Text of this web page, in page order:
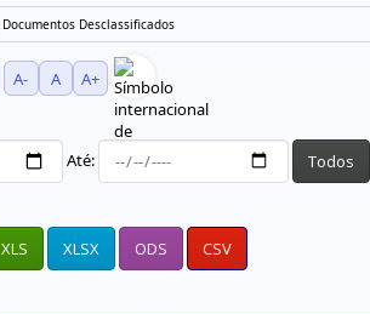
Documentos Desclassificados
A- A A+
Até: Todos
XLS XLSX ODS CSV